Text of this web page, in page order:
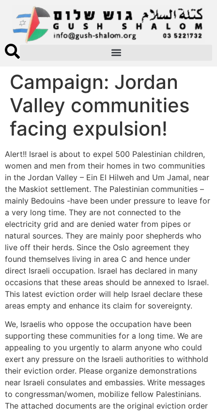
Campaign: Jordan
Valley communities
facing expulsion!
Alert!! Israel is about to expel 500 Palestinian children,
women and men from their homes in two communities
in the Jordan Valley – Ein El Hilweh and Um Jamal, near
the Maskiot settlement. The Palestinian communities –
mainly Bedouins -have been under pressure to leave for
a very long time. They are not connected to the
electricity grid and are denied water from pipes or
natural sources. They are mainly poor shepherds who
live off their herds. Since the Oslo agreement they
found themselves living in area C and hence under
direct Israeli occupation. Israel has declared in many
occasions that these areas should be annexed to Israel.
This latest eviction order will help Israel declare these
areas empty and enhance its claim for sovereignty.
We, Israelis who oppose the occupation have been
supporting these communities for a long time. We are
appealing to you urgently to alarm anyone who could
exert any pressure on the Israeli authorities to withhold
their eviction order. Please organize demonstrations
near Israeli consulates and embassies. Write messages
to congressman/women, mobilize fellow Palestinians.
The attached documents are the original eviction order